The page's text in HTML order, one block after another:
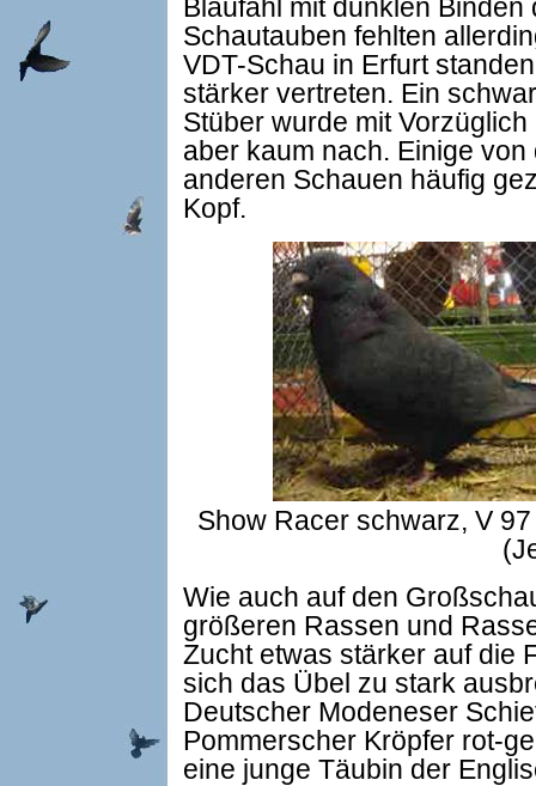
Blaufahl mit dunklen
Schautauben fehlten
VDT-Schau in Erfurt
stärker vertreten. Ein
Stüber wurde mit
aber kaum nach. Einige
anderen Schauen häufig
Kopf.
Show Racer schwarz, V
Wie auch auf den
größeren Rassen und
Zucht etwas stärker auf die
sich das Übel zu stark
Deutscher Modeneser
Pommerscher Kröpfer rot-
eine junge Täubin der